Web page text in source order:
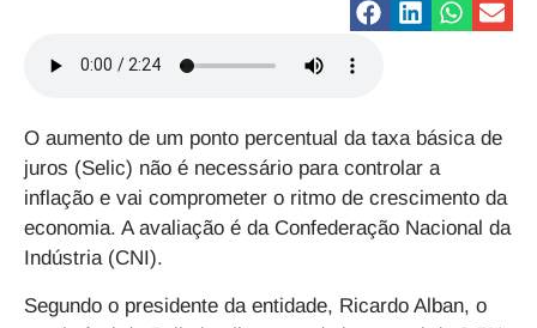
O aumento de um ponto percentual da taxa básica de
juros (Selic) não é necessário para controlar a
inflação e vai comprometer o ritmo de crescimento da
economia. A avaliação é da Confederação Nacional da
Indústria (CNI).
Segundo o presidente da entidade, Ricardo Alban, o